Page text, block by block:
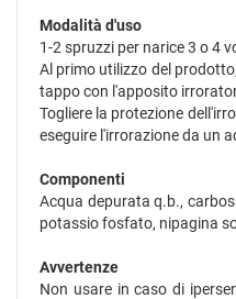
Modalità d'uso
1-2 spruzzi per narice 3 o 4
Al primo utilizzo del
tappo con l'apposito
Togliere la protezione
eseguire l'irrorazione da un
Componenti
Acqua depurata q.b.,
potassio fosfato, nipagina
Avvertenze
Non usare in caso di